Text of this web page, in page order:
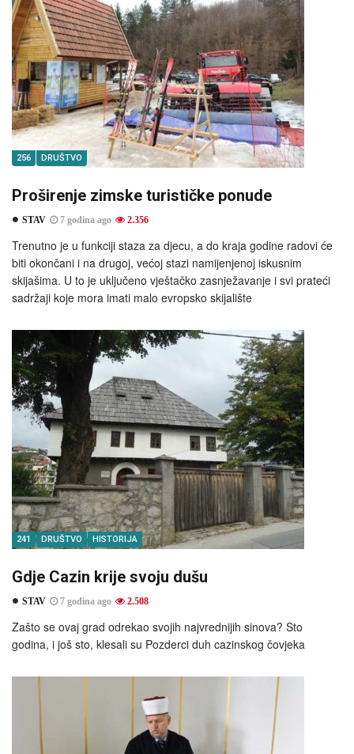
256 DRUŠTVO
Proširenje zimske turističke ponude
STAV 7 godina ago 2.356
Trenutno je u funkciji staza za djecu, a do kraja godine radovi će
biti okončani i na drugoj, većoj stazi namijenjenoj iskusnim
skijašima. U to je uključeno vještačko zasnježavanje i svi prateći
sadržaji koje mora imati malo evropsko skijalište
241 DRUŠTVO HISTORIJA
Gdje Cazin krije svoju dušu
STAV 7 godina ago 2.508
Zašto se ovaj grad odrekao svojih najvrednijih sinova? Sto
godina, i još sto, klesali su Pozderci duh cazinskog čovjeka